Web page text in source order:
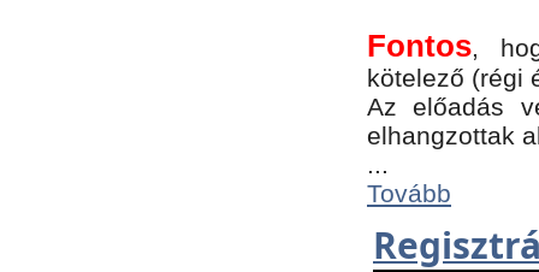
Fontos,
kötelező (régi
Az előadás
elhangzottak
...
Tovább